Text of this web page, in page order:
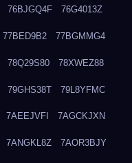
76BJGQ4F 76G4013Z
77BED9B2 77BGMMG4
78Q29S80 78XWEZ88
79GHS38T 79L8YFMC
7AEEJVFI 7AGCKJXN
7ANGKL8Z 7AOR3BJY